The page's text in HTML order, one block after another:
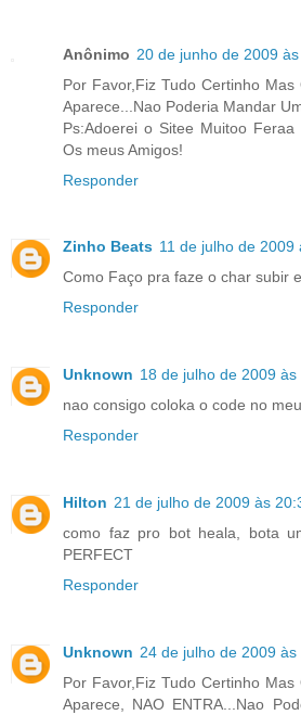
Anônimo 20 de junho de 2009
Por Favor,Fiz Tudo Certinho
Aparece...Nao Poderia Mandar
Ps:Adoerei o Sitee Muitoo Feraa
Os meus Amigos!
Responder
Zinho Beats 11 de julho de 2009
Como Faço pra faze o char subir
Responder
Unknown 18 de julho de 2009 às
nao consigo coloka o code no
Responder
Hilton 21 de julho de 2009 às
como faz pro bot heala, bota
PERFECT
Responder
Unknown 24 de julho de 2009 às
Por Favor,Fiz Tudo Certinho
Aparece, NAO ENTRA...Nao